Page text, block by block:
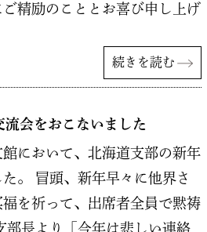
精励のこととお喜び申し上げ
続きを読む
会をおこないました
において、北海道支部の新年
。 冒頭、新年早々に他界さ
を祈って、出席者全員で黙祷
部長より「今年は悲しい連絡